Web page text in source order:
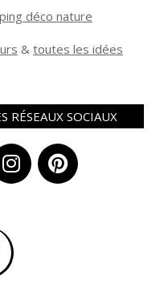
déco nature
& toutes les idées
RÉSEAUX SOCIAUX